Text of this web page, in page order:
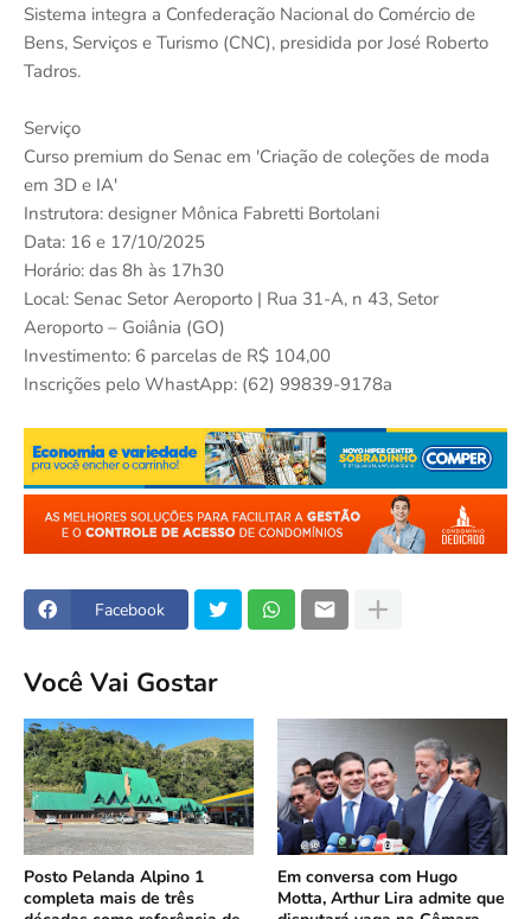
Sistema integra a Confederação Nacional do Comércio de
Bens, Serviços e Turismo (CNC), presidida por José Roberto
Tadros.
Serviço
Curso premium do Senac em 'Criação de coleções de moda
em 3D e IA'
Instrutora: designer Mônica Fabretti Bortolani
Data: 16 e 17/10/2025
Horário: das 8h às 17h30
Local: Senac Setor Aeroporto | Rua 31-A, n 43, Setor
Aeroporto – Goiânia (GO)
Investimento: 6 parcelas de R$ 104,00
Inscrições pelo WhastApp: (62) 99839-9178a
Facebook
Você Vai Gostar
Posto Pelanda Alpino 1
completa mais de três
Em conversa com Hugo
Motta, Arthur Lira admite que